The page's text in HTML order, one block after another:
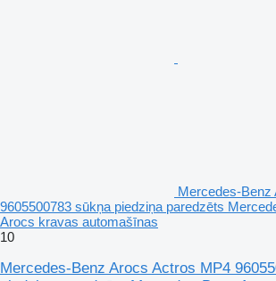
Mercedes-
9605500783 sūkņa piedziņa paredzēts
Arocs kravas automašīnas
10
Mercedes-Benz Arocs Actros MP4